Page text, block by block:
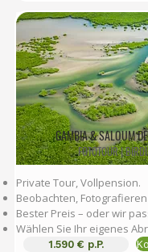
GAMBIA & SALOUM
FOTOTOUR |
Private Tour, Vollpension.
Beobachten,
Bester Preis – oder wir
Wählen Sie Ihr eigenes
1.590 € p.P.